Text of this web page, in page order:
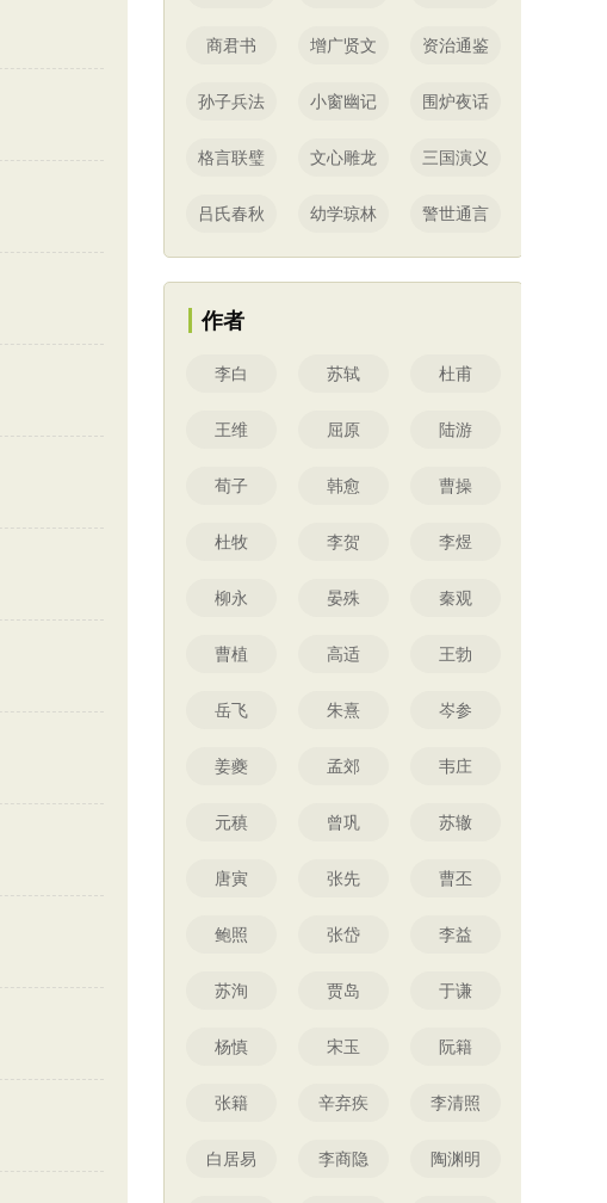
商君书 增广贤文 资治通鉴
孙子兵法 小窗幽记 围炉夜话
格言联璧 文心雕龙 三国演义
吕氏春秋 幼学琼林 警世通言
作者
李白 苏轼 杜甫
王维 屈原 陆游
荀子 韩愈 曹操
杜牧 李贺 李煜
柳永 晏殊 秦观
曹植 高适 王勃
岳飞 朱熹 岑参
姜夔 孟郊 韦庄
元稹 曾巩 苏辙
唐寅 张先 曹丕
鲍照 张岱 李益
苏洵 贾岛 于谦
杨慎 宋玉 阮籍
张籍 辛弃疾 李清照
白居易 李商隐 陶渊明